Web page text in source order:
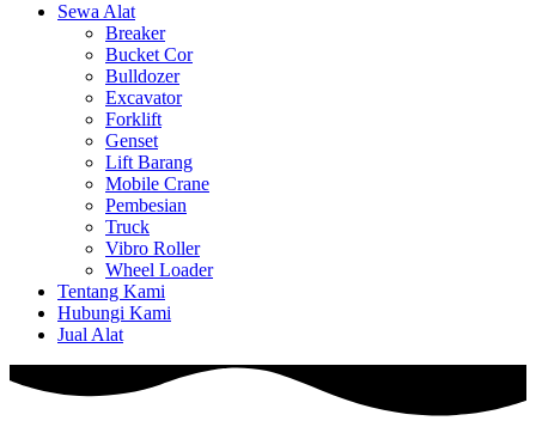
Sewa Alat
Breaker
Bucket Cor
Bulldozer
Excavator
Forklift
Genset
Lift Barang
Mobile Crane
Pembesian
Truck
Vibro Roller
Wheel Loader
Tentang Kami
Hubungi Kami
Jual Alat